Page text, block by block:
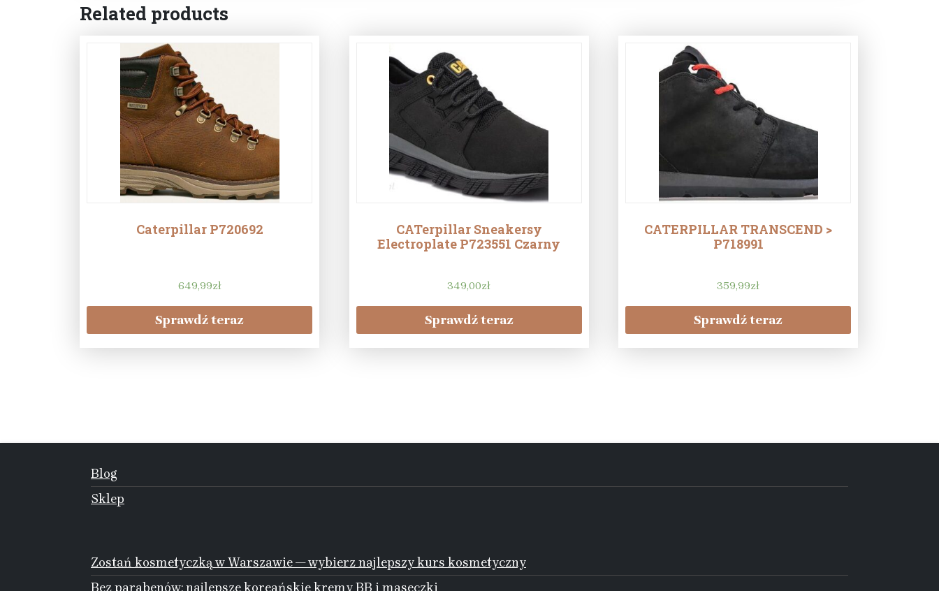
Related products
Caterpillar P720692
649,99zł
Sprawdź teraz
CATerpillar Sneakersy
Electroplate P723551 Czarny
349,00zł
Sprawdź teraz
CATERPILLAR TRANSCEND >
P718991
359,99zł
Sprawdź teraz
Blog
Sklep
Zostań kosmetyczką w Warszawie — wybierz najlepszy kurs kosmetyczny
Bez parabenów: najlepsze koreańskie kremy BB i maseczki